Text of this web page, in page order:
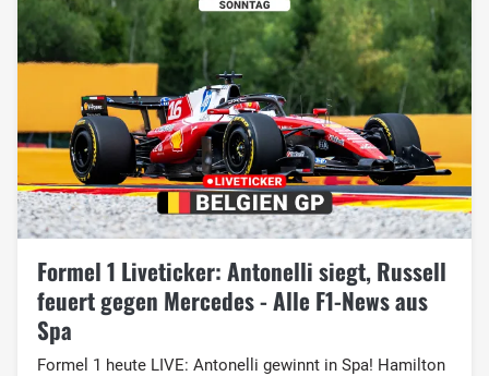
Formel 1 Liveticker: Antonelli siegt, Russell
feuert gegen Mercedes - Alle F1-News aus
Spa
Formel 1 heute LIVE: Antonelli gewinnt in Spa! Hamilton